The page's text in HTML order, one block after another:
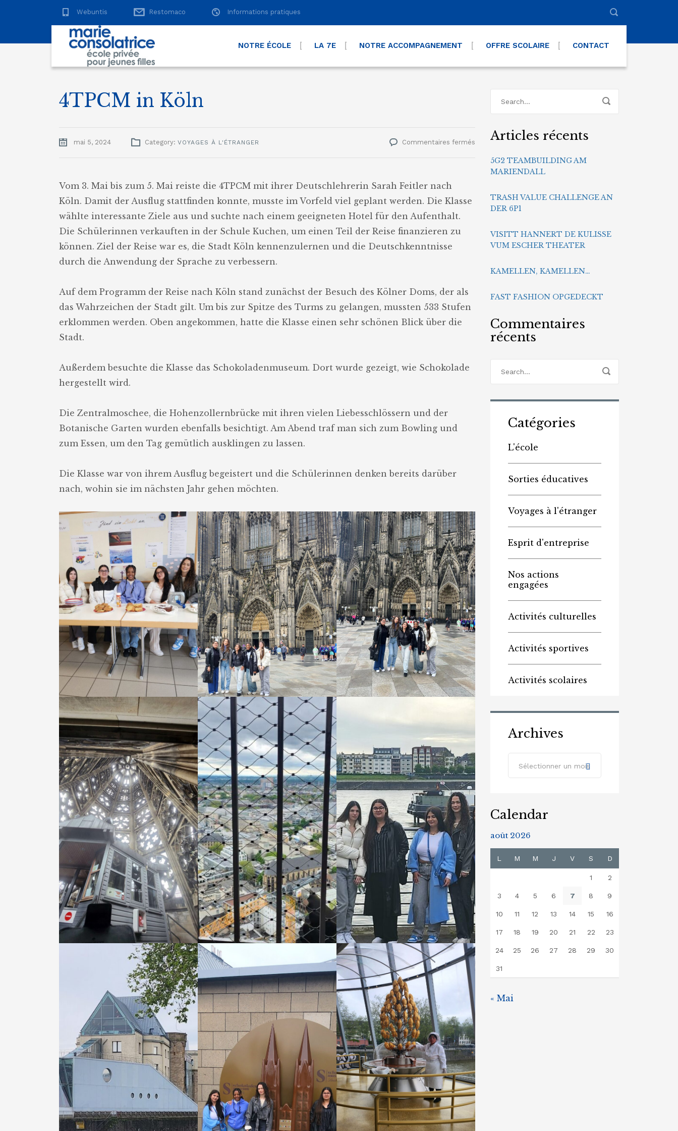
Webuntis Restomaco Informations pratiques
NOTRE ÉCOLE LA 7E NOTRE ACCOMPAGNEMENT OFFRE SCOLAIRE CONTACT
4TPCM in Köln
mai 5, 2024 Category: VOYAGES À L'ÉTRANGER Commentaires fermés
Vom 3. Mai bis zum 5. Mai reiste die 4TPCM mit ihrer Deutschlehrerin Sarah Feitler nach
Köln. Damit der Ausflug stattfinden konnte, musste im Vorfeld viel geplant werden. Die Klasse
wählte interessante Ziele aus und suchte nach einem geeigneten Hotel für den Aufenthalt.
Die Schülerinnen verkauften in der Schule Kuchen, um einen Teil der Reise finanzieren zu
können. Ziel der Reise war es, die Stadt Köln kennenzulernen und die Deutschkenntnisse
durch die Anwendung der Sprache zu verbessern.
Auf dem Programm der Reise nach Köln stand zunächst der Besuch des Kölner Doms, der als
das Wahrzeichen der Stadt gilt. Um bis zur Spitze des Turms zu gelangen, mussten 533 Stufen
erklommen werden. Oben angekommen, hatte die Klasse einen sehr schönen Blick über die
Stadt.
Außerdem besuchte die Klasse das Schokoladenmuseum. Dort wurde gezeigt, wie Schokolade
hergestellt wird.
Die Zentralmoschee, die Hohenzollernbrücke mit ihren vielen Liebesschlössern und der
Botanische Garten wurden ebenfalls besichtigt. Am Abend traf man sich zum Bowling und
zum Essen, um den Tag gemütlich ausklingen zu lassen.
Die Klasse war von ihrem Ausflug begeistert und die Schülerinnen denken bereits darüber
nach, wohin sie im nächsten Jahr gehen möchten.
Articles récents
5G2 TEAMBUILDING AM
MARIENDALL
TRASH VALUE CHALLENGE AN
DER 6P1
VISITT HANNERT DE KULISSE
VUM ESCHER THEATER
KAMELLEN, KAMELLEN…
FAST FASHION OPGEDECKT
Commentaires
récents
Catégories
L'école
Sorties éducatives
Voyages à l'étranger
Esprit d'entreprise
Nos actions
engagées
Activités culturelles
Activités sportives
Activités scolaires
Archives
Sélectionner un mois
Calendar
août 2026
L M M J V S D
1 2
3 4 5 6 7 8 9
10 11 12 13 14 15 16
17 18 19 20 21 22 23
24 25 26 27 28 29 30
31
« Mai